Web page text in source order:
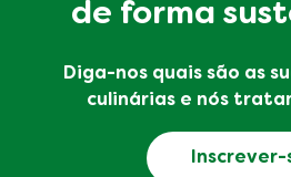
de forma
Diga-nos quais são as
culinárias e nós
Inscrever-